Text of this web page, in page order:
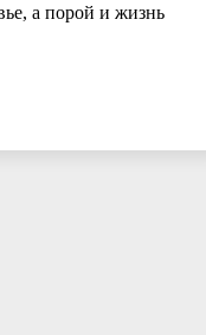
а порой и жизнь